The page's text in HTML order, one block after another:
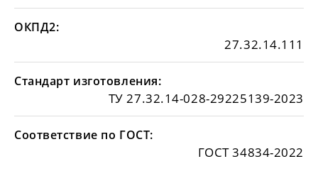
ОКПД2:
27.32.14.111
Стандарт изготовления:
ТУ 27.32.14-028-29225139-2023
Соответствие по ГОСТ:
ГОСТ 34834-2022